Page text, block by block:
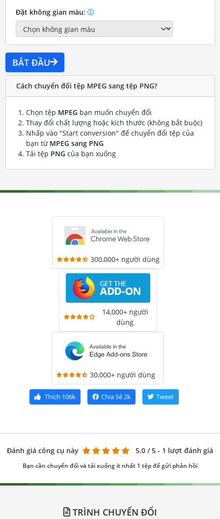
Đặt không gian màu:
BẮT ĐẦU
Cách chuyển đổi tệp MPEG sang tệp PNG?
Chọn tệp MPEG bạn muốn chuyển đổi
Thay đổi chất lượng hoặc kích thước (không bắt buộc)
Nhấp vào "Start conversion" để chuyển đổi tệp của
bạn từ MPEG sang PNG
Tải tệp PNG của bạn xuống
300,000+ người dùng
14,000+ người
dùng
30,000+ người dùng
Thích 106k Chia Sẻ2k Tweet
Đánh giá công cụ này 5.0 / 5 - 1 lượt đánh giá
Bạn cần chuyển đổi và tải xuống ít nhất 1 tệp để gửi phản hồi
TRÌNH CHUYỂN ĐỔI